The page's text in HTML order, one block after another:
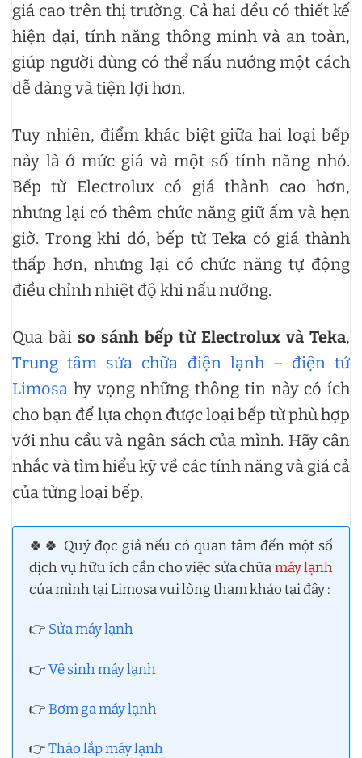
giá cao trên thị trường. Cả hai đều có thiết kế
hiện đại, tính năng thông minh và an toàn,
giúp người dùng có thể nấu nướng một cách
dễ dàng và tiện lợi hơn.
Tuy nhiên, điểm khác biệt giữa hai loại bếp
này là ở mức giá và một số tính năng nhỏ.
Bếp từ Electrolux có giá thành cao hơn,
nhưng lại có thêm chức năng giữ ấm và hẹn
giờ. Trong khi đó, bếp từ Teka có giá thành
thấp hơn, nhưng lại có chức năng tự động
điều chỉnh nhiệt độ khi nấu nướng.
Qua bài so sánh bếp từ Electrolux và Teka,
Trung tâm sửa chữa điện lạnh – điện tử
Limosa hy vọng những thông tin này có ích
cho bạn để lựa chọn được loại bếp từ phù hợp
với nhu cầu và ngân sách của mình. Hãy cân
nhắc và tìm hiểu kỹ về các tính năng và giá cả
của từng loại bếp.
🍀🍀 Quý đọc giả nếu có quan tâm đến một số
dịch vụ hữu ích cần cho việc sửa chữamáy lạnh
của mình tại Limosa vui lòng tham khảo tại đây :
👉 Sửa máy lạnh
👉Vệ sinh máy lạnh
👉Bơm ga máy lạnh
👉Tháo lắp máy lạnh